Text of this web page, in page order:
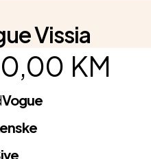
Vissia
KM
Vogue